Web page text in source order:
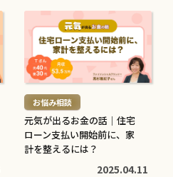
2026.05.21
続
き
を
読
む
>住まいに役立つ
住宅ローン中に転職しても
を
読
む
> お悩み相談
元気が出るお金の話｜住宅
ローン支払い開始前に、家
計を整えるには？
2025.04.11